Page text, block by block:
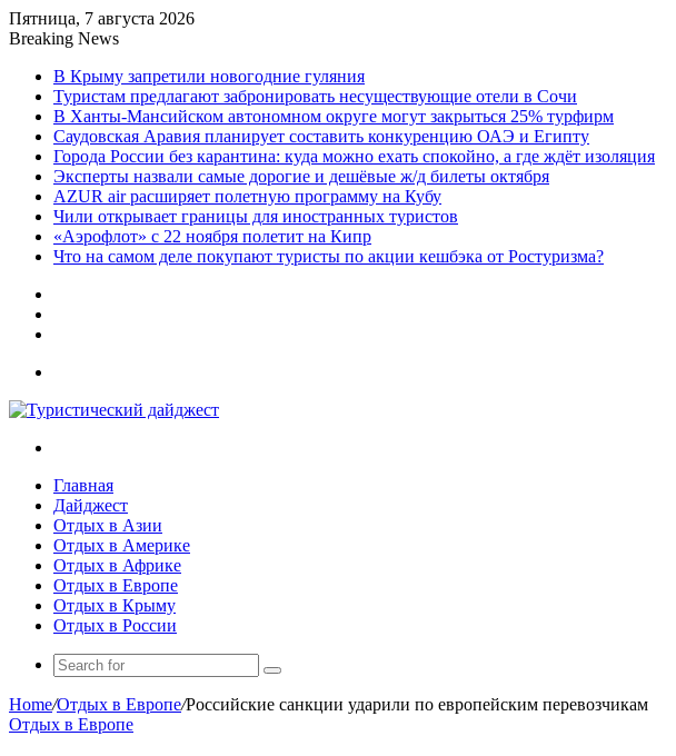
Пятница, 7 августа 2026
Breaking News
В Крыму запретили новогодние гуляния
Туристам предлагают забронировать несуществующие отели в Сочи
В Ханты-Мансийском автономном округе могут закрыться 25% турфирм
Саудовская Аравия планирует составить конкуренцию ОАЭ и Египту
Города России без карантина: куда можно ехать спокойно, а где ждёт изоляция
Эксперты назвали самые дорогие и дешёвые ж/д билеты октября
AZUR air расширяет полетную программу на Кубу
Чили открывает границы для иностранных туристов
«Аэрофлот» с 22 ноября полетит на Кипр
Что на самом деле покупают туристы по акции кешбэка от Ростуризма?
Главная
Дайджест
Отдых в Азии
Отдых в Америке
Отдых в Африке
Отдых в Европе
Отдых в Крыму
Отдых в России
Search
Home/Отдых в Европе/Российские санкции ударили по европейским перевозчикам
Отдых в Европе